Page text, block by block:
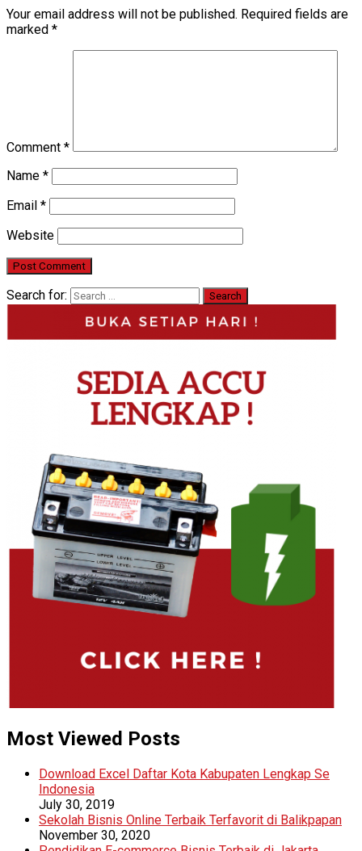
Your email address will not be published. Required fields are
marked *
Comment *
Name *
Email *
Website
Search for:
Most Viewed Posts
Download Excel Daftar Kota Kabupaten Lengkap Se
Indonesia
July 30, 2019
Sekolah Bisnis Online Terbaik Terfavorit di Balikpapan
November 30, 2020